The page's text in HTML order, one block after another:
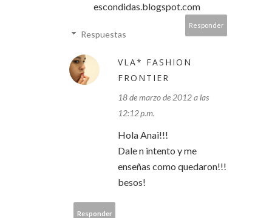
escondidas.blogspot.com
Responder
Respuestas
VLA* FASHION
FRONTIER
18 de marzo de 2012 a las
12:12 p.m.
Hola Anai!!!
Dale n intento y me
enseñas como quedaron!!!
besos!
Responder